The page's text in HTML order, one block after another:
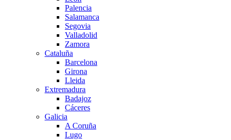
Palencia
Salamanca
Segovia
Valladolid
Zamora
Cataluña
Barcelona
Girona
Lleida
Extremadura
Badajoz
Cáceres
Galicia
A Coruña
Lugo